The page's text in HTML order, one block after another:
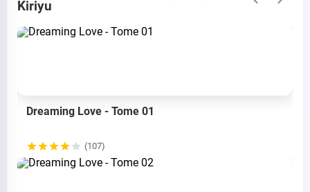
Kiriyu
Dreaming Love - Tome 01
(107)